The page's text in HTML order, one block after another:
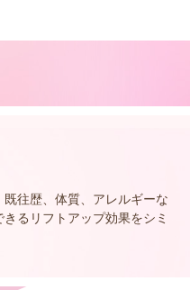
往歴、体質、アレルギーな
るリフトアップ効果をシミ